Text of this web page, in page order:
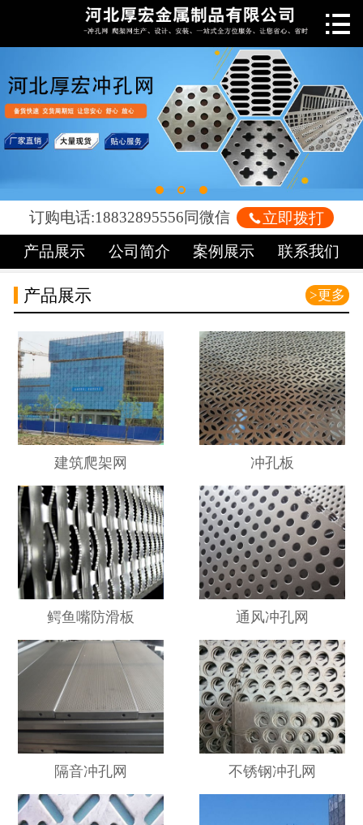
 网站首页
关于我们
新闻中心
产品中心
车间展示
案例展示
荣誉资质

订购电话:18832895556同微信 立即拨打
产品展示
公司简介 案例展示 联系我们
>更多
产品展示
建筑爬架网 冲孔板
鳄鱼嘴防滑板 通风冲孔网
隔音冲孔网 不锈钢冲孔网